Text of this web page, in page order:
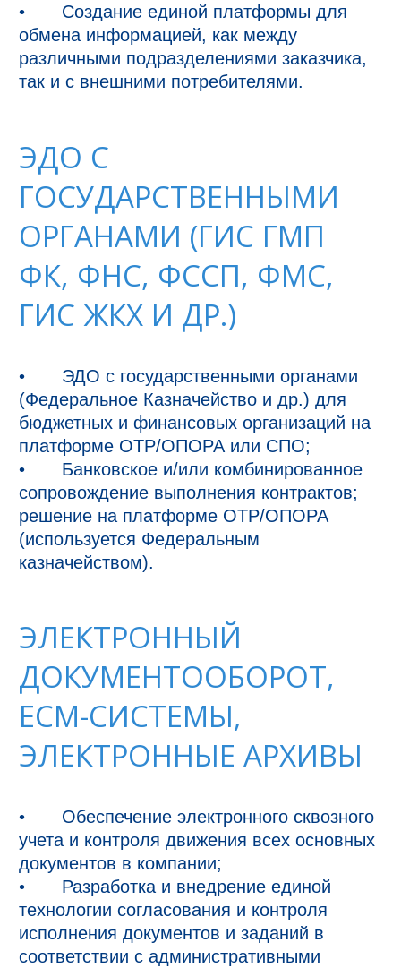
•	Создание единой платформы для
обмена информацией, как между
различными подразделениями заказчика,
ЭДО С
ГОСУДАРСТВЕННЫМИ
ОРГАНАМИ (ГИС ГМП
ФК, ФНС, ФССП, ФМС,
ГИС ЖКХ И ДР.)
•	ЭДО с государственными органами
(Федеральное Казначейство и др.) для
бюджетных и финансовых организаций на
платформе ОТР/ОПОРА или СПО;
•	Банковское и/или комбинированное
сопровождение выполнения контрактов;
решение на платформе ОТР/ОПОРА
(используется Федеральным
ЭЛЕКТРОННЫЙ
ДОКУМЕНТООБОРОТ,
ECM-СИСТЕМЫ,
ЭЛЕКТРОННЫЕ АРХИВЫ
•	Обеспечение электронного сквозного
учета и контроля движения всех основных
документов в компании;
•	Разработка и внедрение единой
технологии согласования и контроля
исполнения документов и заданий в
соответствии с административными